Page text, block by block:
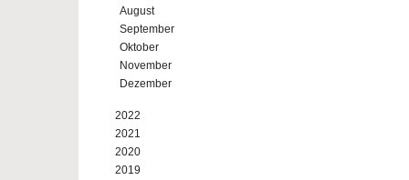
August
September
Oktober
November
Dezember
2022
2021
2020
2019